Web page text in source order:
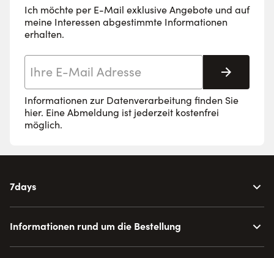
Ich möchte per E-Mail exklusive Angebote und auf
meine Interessen abgestimmte Informationen
erhalten.
Informationen zur Datenverarbeitung finden Sie
hier. Eine Abmeldung ist jederzeit kostenfrei
möglich.
7days
Informationen rund um die Bestellung